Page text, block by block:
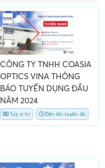
CÔNG TY TNHH COASIA
OPTICS VINA THÔNG
BÁO TUYỂN DỤNG ĐẦU
NĂM 2024
Tuỳ vị trí Đến khi tuyển đủ